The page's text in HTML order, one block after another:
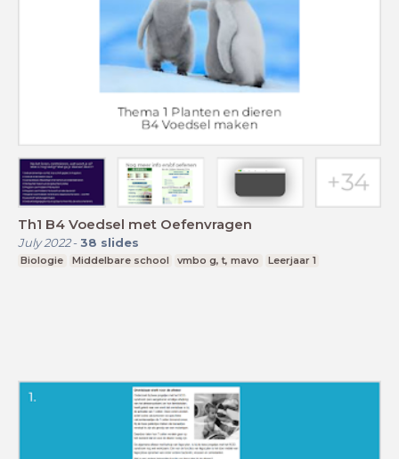
Th1 B4 Voedsel met Oefenvragen
July 2022- 38 slides
Biologie Middelbare school vmbo g, t, mavo Leerjaar 1